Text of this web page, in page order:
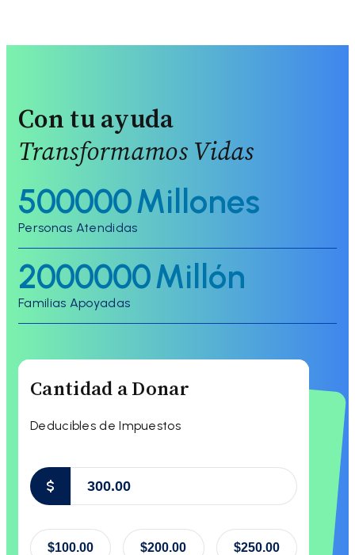
Con tu ayuda
Transformamos Vidas
500000Millones
Personas Atendidas
2000000Millón
Familias Apoyadas
Cantidad a Donar
Deducibles de Impuestos
$
$100.00 $200.00 $250.00